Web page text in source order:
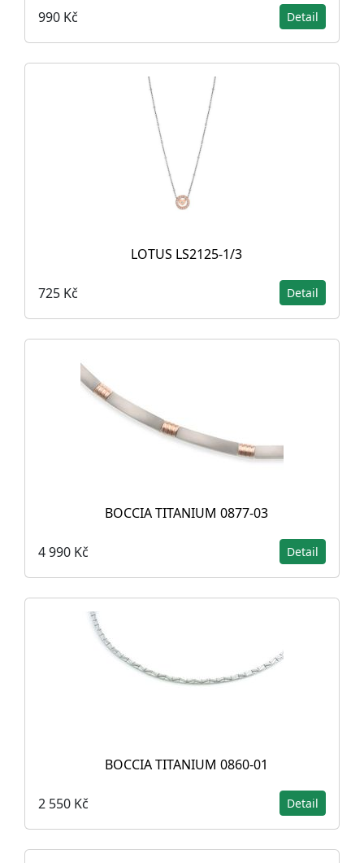
990 Kč Detail
LOTUS LS2125-1/3
725 Kč Detail
BOCCIA TITANIUM 0877-03
4 990 Kč Detail
BOCCIA TITANIUM 0860-01
2 550 Kč Detail